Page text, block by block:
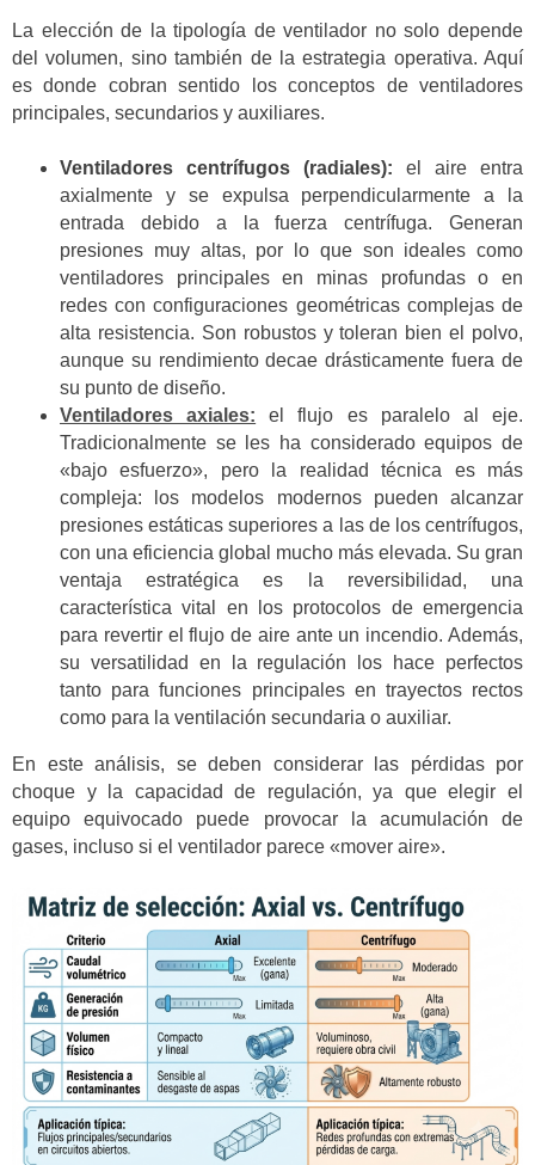
La elección de la tipología de ventilador no solo depende
del volumen, sino también de la estrategia operativa. Aquí
es donde cobran sentido los conceptos de ventiladores
principales, secundarios y auxiliares.
Ventiladores centrífugos (radiales): el aire entra
axialmente y se expulsa perpendicularmente a la
entrada debido a la fuerza centrífuga. Generan
presiones muy altas, por lo que son ideales como
ventiladores principales en minas profundas o en
redes con configuraciones geométricas complejas de
alta resistencia. Son robustos y toleran bien el polvo,
aunque su rendimiento decae drásticamente fuera de
su punto de diseño.
Ventiladores axiales: el flujo es paralelo al eje.
Tradicionalmente se les ha considerado equipos de
«bajo esfuerzo», pero la realidad técnica es más
compleja: los modelos modernos pueden alcanzar
presiones estáticas superiores a las de los centrífugos,
con una eficiencia global mucho más elevada. Su gran
ventaja estratégica es la reversibilidad, una
característica vital en los protocolos de emergencia
para revertir el flujo de aire ante un incendio. Además,
su versatilidad en la regulación los hace perfectos
tanto para funciones principales en trayectos rectos
como para la ventilación secundaria o auxiliar.
En este análisis, se deben considerar las pérdidas por
choque y la capacidad de regulación, ya que elegir el
equipo equivocado puede provocar la acumulación de
gases, incluso si el ventilador parece «mover aire».